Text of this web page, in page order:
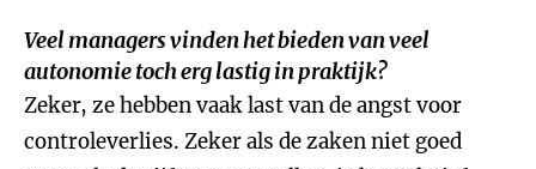
Veel managers vinden het bieden van veel
autonomie toch erg lastig in praktijk?
Zeker, ze hebben vaak last van de angst voor
controleverlies. Zeker als de zaken niet goed